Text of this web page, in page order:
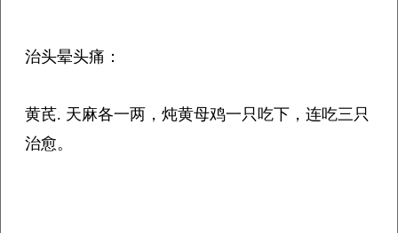
治头晕头痛：
黄芪. 天麻各一两，炖黄母鸡一只吃下，连吃三只
治愈。